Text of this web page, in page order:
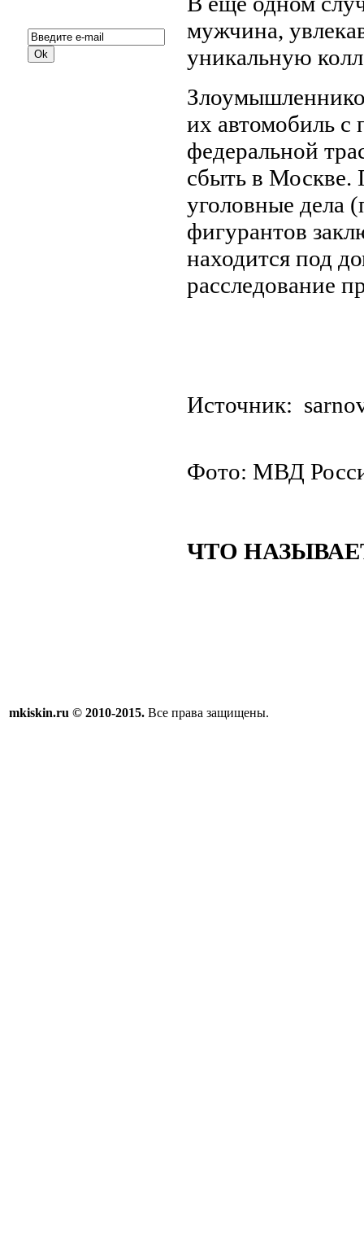
мужчина,
уникальную
их автомобиль
федеральной
сбыть в Москве.
уголовные дела
фигурантов
находится под
расследование
Фото: МВД
ЧТО
mkiskin.ru © 2010-2015. Все права защищены.